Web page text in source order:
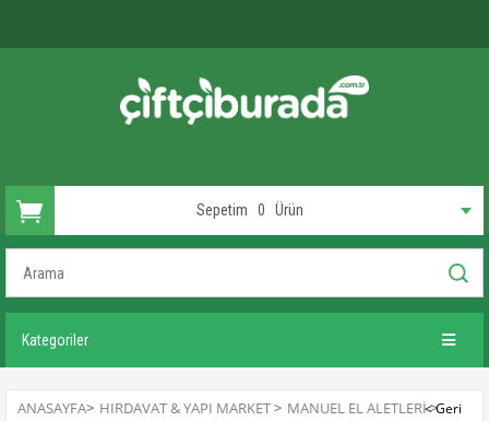
Sepetim 0 Ürün
Kategoriler
ANASAYFA> HIRDAVAT & YAPI MARKET> MANUEL EL ALETLERI>